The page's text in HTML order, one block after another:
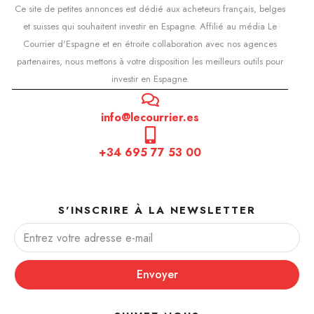
Ce site de petites annonces est dédié aux acheteurs français, belges
et suisses qui souhaitent investir en Espagne. Affilié au média Le
Courrier d'Espagne et en étroite collaboration avec nos agences
partenaires, nous mettons à votre disposition les meilleurs outils pour
investir en Espagne.
info@lecourrier.es
+34 695 77 53 00
S'INSCRIRE À LA NEWSLETTER
Envoyer